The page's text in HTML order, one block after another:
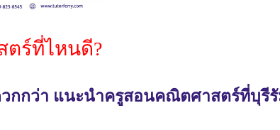
ร์ที่ไหนดี?
กกว่า แนะนำครูสอนคณิตศาสตร์ที่บุรี